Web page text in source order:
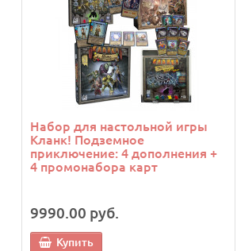
Набор для настольной игры
Кланк! Подземное
приключение: 4 дополнения +
4 промонабора карт
9990.00 руб.
Купить